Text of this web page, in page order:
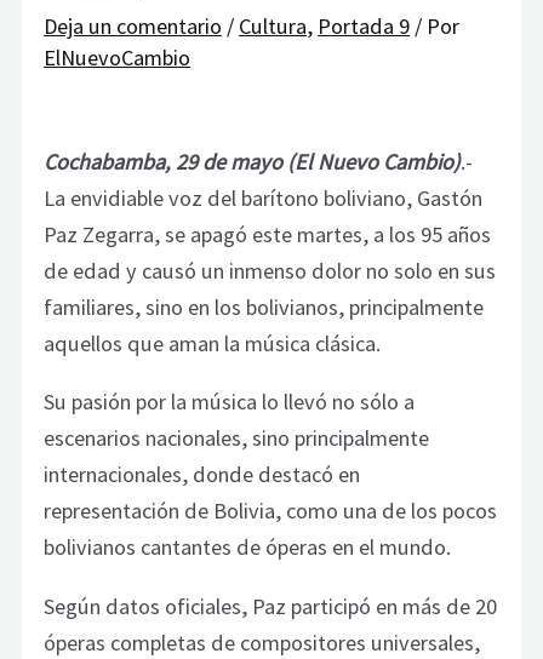
Deja un comentario / Cultura, Portada 9 / Por
ElNuevoCambio
Cochabamba, 29 de mayo (El Nuevo Cambio).-
La envidiable voz del barítono boliviano, Gastón
Paz Zegarra, se apagó este martes, a los 95 años
de edad y causó un inmenso dolor no solo en sus
familiares, sino en los bolivianos, principalmente
aquellos que aman la música clásica.
Su pasión por la música lo llevó no sólo a
escenarios nacionales, sino principalmente
internacionales, donde destacó en
representación de Bolivia, como una de los pocos
bolivianos cantantes de óperas en el mundo.
Según datos oficiales, Paz participó en más de 20
óperas completas de compositores universales,